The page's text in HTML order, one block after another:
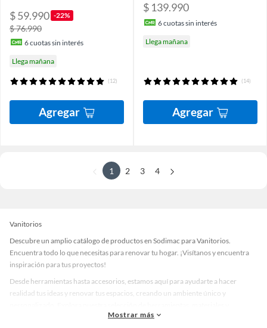
$ 59.990 -22%
$ 76.990
6cuotas sin interés
Llega mañana
(12)
Agregar
$ 139.990
6cuotas sin interés
Llega mañana
(14)
Agregar
1 2 3 4
Vanitorios
Descubre un amplio catálogo de productos en Sodimac para Vanitorios.
Encuentra todo lo que necesitas para renovar tu hogar. ¡Visítanos y encuentra
inspiración para tus proyectos!
Desde herramientas hasta accesorios, estamos aquí para ayudarte a hacer
realidad tus ideas y renovar tus espacios, creando un ambiente único y
accesorios de calidad que te ayudarán a crear un espacio más tú.
Mostrar más